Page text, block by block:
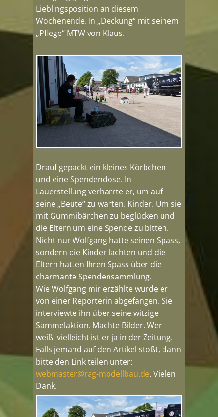
Lieblingsposition an diesem
Wochenende. In „Deckung“ mit seinem
„Pflege“ MTW von Klaus.
Drauf gepackt ein kleines Körbchen
und eine Spendendose. In
Lauerstellung verharrte er, um auf
seine „Beute“ zu warten. Kinder. Um sie
mit Gummibärchen zu beglücken und
die Eltern um eine Spende zu bitten.
Nicht nur Wolfgang hatte seinen Spass,
sondern die Kinder lachten und die
Eltern hatten Ihren Spass über die
charmante Spendensammlung.
Wie Wolfgang mir erzählte wurde er
von einer Reporterin abgefangen. Sie
interviewte ihn über seine witzige
Sammelaktion. Machte Bilder. Wer
weiß, vielleicht ist er ja in der Zeitung.
Falls jemand auf den Artikel stößt, dann
bitte den Link teilen unter:
webmaster@rag-mo​dellbau.de. Vielen
Dank.